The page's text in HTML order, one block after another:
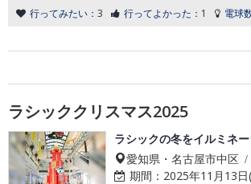
行ってみたい： 3 行ってよかった： 1 電球
ラシッククリスマス2025
ラシックの冬をイルミネ
愛知県・名古屋市中区 /
期間： 2025年11月13